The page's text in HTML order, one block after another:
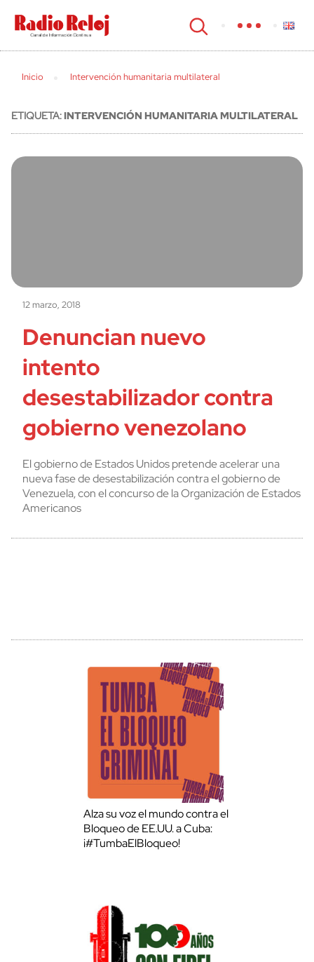
cerrar
Inicio Intervención humanitaria multilateral
ETIQUETA:INTERVENCIÓN HUMANITARIA MULTILATERAL
12 marzo, 2018
Denuncian nuevo
intento
desestabilizador contra
gobierno venezolano
El gobierno de Estados Unidos pretende acelerar una
nueva fase de desestabilización contra el gobierno de
Venezuela, con el concurso de la Organización de Estados
Americanos
Alza su voz el mundo contra el
Bloqueo de EE.UU. a Cuba:
¡#TumbaElBloqueo!